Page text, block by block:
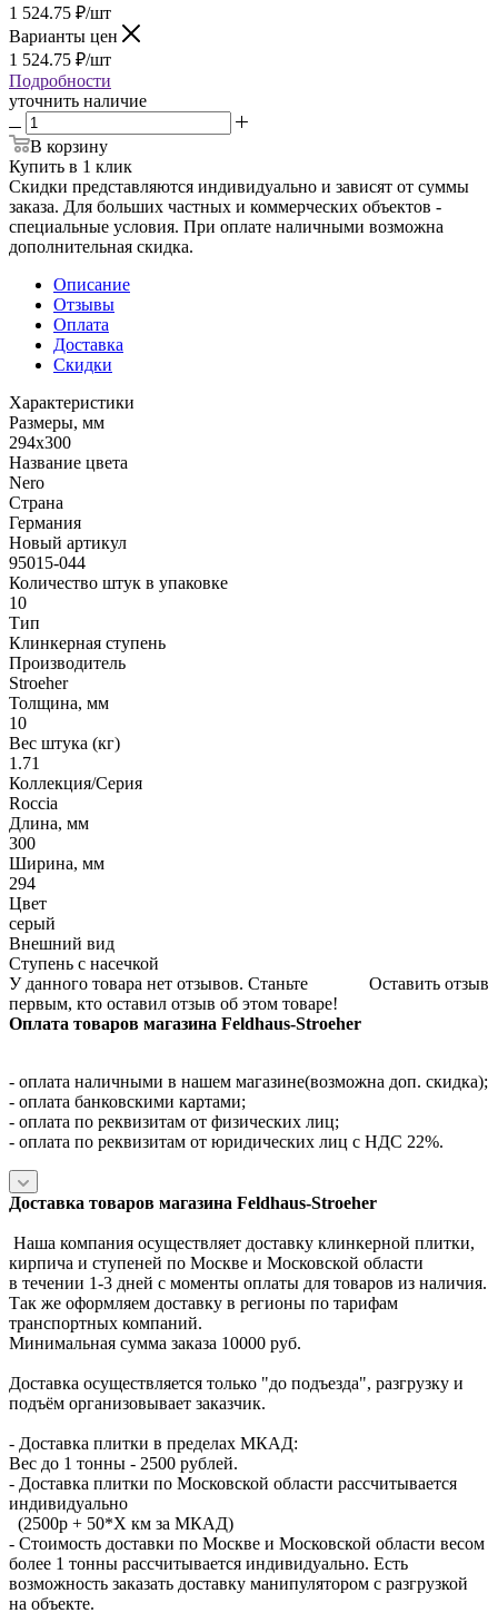
1 524.75 ₽/шт
Варианты цен
1 524.75 ₽/шт
Подробности
уточнить наличие
В корзину
Купить в 1 клик
Скидки представляются индивидуально и зависят от суммы
заказа. Для больших частных и коммерческих объектов -
специальные условия. При оплате наличными возможна
дополнительная скидка.
Описание
Отзывы
Оплата
Доставка
Скидки
Характеристики
Размеры, мм
294x300
Название цвета
Nero
Страна
Германия
Новый артикул
95015-044
Количество штук в упаковке
10
Тип
Клинкерная ступень
Производитель
Stroeher
Толщина, мм
10
Вес штука (кг)
1.71
Коллекция/Серия
Roccia
Длина, мм
300
Ширина, мм
294
Цвет
серый
Внешний вид
Ступень с насечкой
Оставить отзыв
У данного товара нет отзывов. Станьте
первым, кто оставил отзыв об этом товаре!
Оплата товаров магазина Feldhaus-Stroeher
- оплата наличными в нашем магазине(возможна доп. скидка);
- оплата банковскими картами;
- оплата по реквизитам от физических лиц;
- оплата по реквизитам от юридических лиц с НДС 22%.
Доставка товаров магазина Feldhaus-Stroeher
Наша компания осуществляет доставку клинкерной плитки,
кирпича и ступеней по Москве и Московской области
в течении 1-3 дней с моменты оплаты для товаров из наличия.
Так же оформляем доставку в регионы по тарифам
транспортных компаний.
Минимальная сумма заказа 10000 руб.
Доставка осуществляется только "до подъезда", разгрузку и
подъём организовывает заказчик.
- Доставка плитки в пределах МКАД:
Вес до 1 тонны - 2500 рублей.
- Доставка плитки по Московской области рассчитывается
индивидуально
(2500р + 50*X км за МКАД)
- Стоимость доставки по Москве и Московской области весом
более 1 тонны рассчитывается индивидуально. Есть
возможность заказать доставку манипулятором с разгрузкой
на объекте.